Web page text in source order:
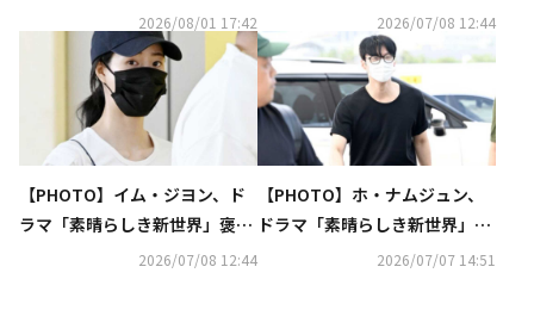
になるという反応が嬉しかっ
2026/08/01 17:42
賞休暇のためベトナムへ出国
2026/07/08 12:44
【PHOTO】イム・ジヨン、ド
ラマ「素晴らしき新世界」褒賞
休暇のためベトナムへ出国
2026/07/08 12:44
【PHOTO】ホ・ナムジュン、
ドラマ「素晴らしき新世界」褒
賞休暇のためベトナムへ出国
2026/07/07 14:51